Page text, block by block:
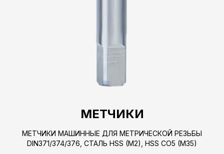
МЕТЧИКИ
МЕТЧИКИ МАШИННЫЕ ДЛЯ МЕТРИЧЕСКОЙ РЕЗЬБЫ
DIN371/374/376, СТАЛЬ HSS (M2), HSS CO5 (M35)